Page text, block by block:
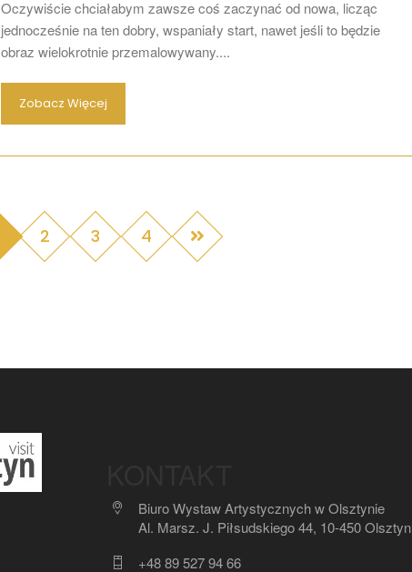
Oczywiście chciałabym zawsze coś zaczynać od nowa, licząc
jednocześnie na ten dobry, wspaniały start, nawet jeśli to będzie
obraz wielokrotnie przemalowywany....
Zobacz Więcej
2 3 4
Biuro Wystaw Artystycznych w Olsztynie
Al. Marsz. J. Piłsudskiego 44, 10-450 Olsztyn
+48 89 527 94 66